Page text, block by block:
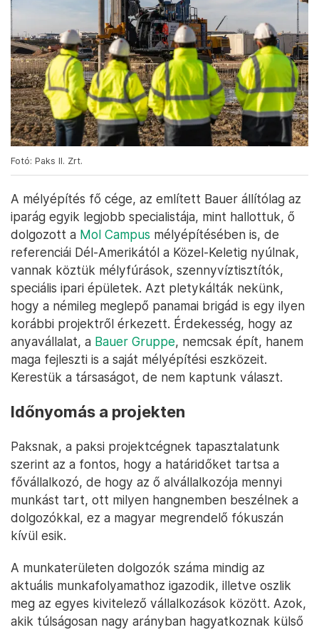
Fotó: Paks II. Zrt.
A mélyépítés fő cége, az említett Bauer állítólag az
iparág egyik legjobb specialistája, mint hallottuk, ő
dolgozott a Mol Campus mélyépítésében is, de
referenciái Dél-Amerikától a Közel-Keletig nyúlnak,
vannak köztük mélyfúrások, szennyvíztisztítók,
speciális ipari épületek. Azt pletykálták nekünk,
hogy a némileg meglepő panamai brigád is egy ilyen
korábbi projektről érkezett. Érdekesség, hogy az
anyavállalat, a Bauer Gruppe, nemcsak épít, hanem
maga fejleszti is a saját mélyépítési eszközeit.
Kerestük a társaságot, de nem kaptunk választ.
Időnyomás a projekten
Paksnak, a paksi projektcégnek tapasztalatunk
szerint az a fontos, hogy a határidőket tartsa a
fővállalkozó, de hogy az ő alvállalkozója mennyi
munkást tart, ott milyen hangnemben beszélnek a
dolgozókkal, ez a magyar megrendelő fókuszán
kívül esik.
A munkaterületen dolgozók száma mindig az
aktuális munkafolyamathoz igazodik, illetve oszlik
meg az egyes kivitelező vállalkozások között. Azok,
akik túlságosan nagy arányban hagyatkoznak külső